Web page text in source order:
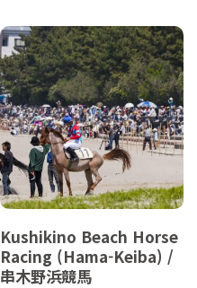
Kushikino Beach Horse
Racing (Hama-Keiba) /
串木野浜競馬